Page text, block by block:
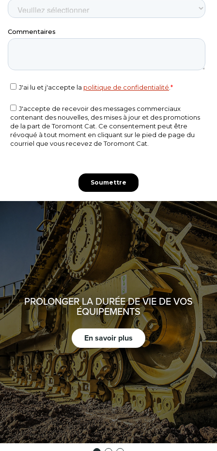
PROLONGER LA DURÉE DE VIE DE VOS
ÉQUIPEMENTS
En savoir plus